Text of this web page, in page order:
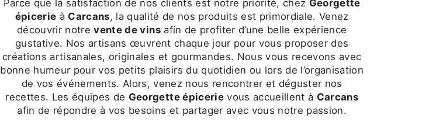
Parce que la satisfaction de nos clients est notre priorité, chez Georgette
épicerie à Carcans, la qualité de nos produits est primordiale. Venez
découvrir notrevente de vinsafin de profiter d’une belle expérience
gustative. Nos artisans œuvrent chaque jour pour vous proposer des
créations artisanales, originales et gourmandes. Nous vous recevons avec
bonne humeur pour vos petits plaisirs du quotidien ou lors de l’organisation
de vos événements. Alors, venez nous rencontrer et déguster nos
recettes. Les équipes de Georgette épicerievous accueillent à Carcans
afin de répondre à vos besoins et partager avec vous notre passion.